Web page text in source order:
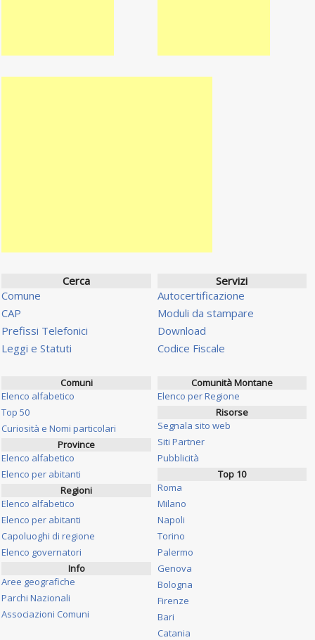
Cerca
Comune
CAP
Prefissi Telefonici
Leggi e Statuti
Servizi
Autocertificazione
Moduli da stampare
Download
Codice Fiscale
Comuni
Elenco alfabetico
Top 50
Curiosità e Nomi particolari
Province
Elenco alfabetico
Elenco per abitanti
Regioni
Elenco alfabetico
Elenco per abitanti
Capoluoghi di regione
Elenco governatori
Info
Aree geografiche
Parchi Nazionali
Associazioni Comuni
Comunità Montane
Elenco per Regione
Risorse
Segnala sito web
Siti Partner
Pubblicità
Top 10
Roma
Milano
Napoli
Torino
Palermo
Genova
Bologna
Firenze
Bari
Catania